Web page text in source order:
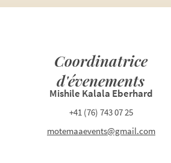
Coordinatrice
d'évenements
Mishile Kalala Eberhard
+41 (76) 743 07 25
motemaaevents@gmail.com